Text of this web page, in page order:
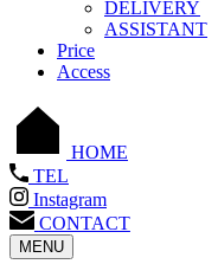
DELIVERY
ASSISTANT
Price
Access
HOME
TEL
Instagram
CONTACT
MENU